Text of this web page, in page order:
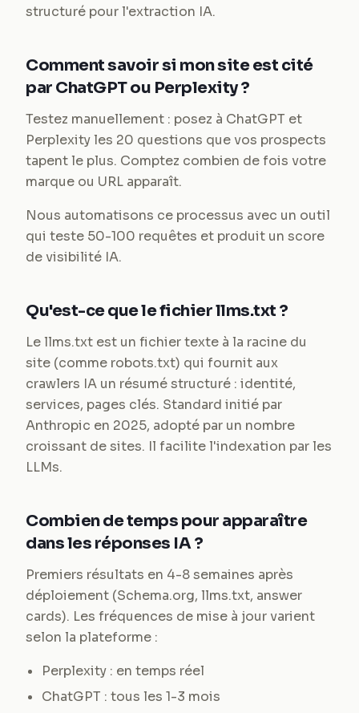
structuré pour l'extraction IA.
Comment savoir si mon site est cité
par ChatGPT ou Perplexity ?
Testez manuellement : posez à ChatGPT et
Perplexity les 20 questions que vos prospects
tapent le plus. Comptez combien de fois votre
marque ou URL apparaît.
Nous automatisons ce processus avec un outil
qui teste 50-100 requêtes et produit un score
de visibilité IA.
Qu'est-ce que le fichier llms.txt ?
Le llms.txt est un fichier texte à la racine du
site (comme robots.txt) qui fournit aux
crawlers IA un résumé structuré : identité,
services, pages clés. Standard initié par
Anthropic en 2025, adopté par un nombre
croissant de sites. Il facilite l'indexation par les
LLMs.
Combien de temps pour apparaître
dans les réponses IA ?
Premiers résultats en 4-8 semaines après
déploiement (Schema.org, llms.txt, answer
cards). Les fréquences de mise à jour varient
selon la plateforme :
Perplexity : en temps réel
ChatGPT : tous les 1-3 mois